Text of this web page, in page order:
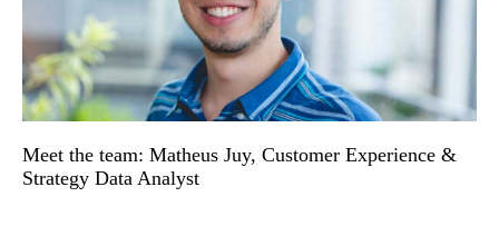
Meet the team: Matheus Juy, Customer Experience &
Strategy Data Analyst